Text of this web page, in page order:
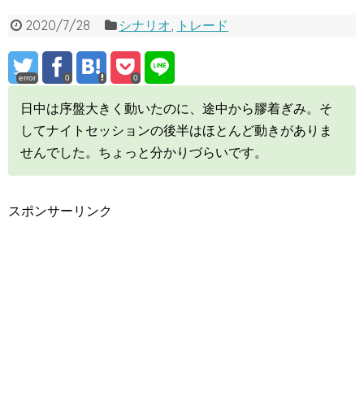
2020/7/28 シナリオ トレード
error 0 0
日中は序盤大きく動いたのに、途中から膠着ぎみ。そ
してナイトセッションの後半はほとんど動きがありま
せんでした。ちょっと分かりづらいです。
スポンサーリンク